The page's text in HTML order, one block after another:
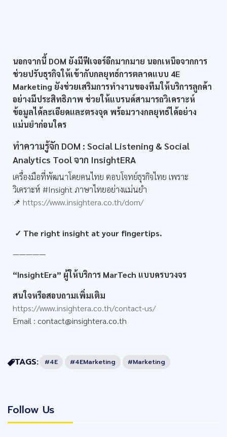
นอกจากนี้ DOM ยังมีฟีเจอร์อีกมากมาย นอกเหนือจากการ
ช่วยปรับธุรกิจให้เข้ากับกลยุทธ์การตลาดแบบ 4E
Marketing ยังช่วยเสริมการทำงานของทีมให้บริการลูกค้า
อย่างมีประสิทธิภาพ ช่วยให้แบรนด์สามารถวิเคราะห์
ข้อมูลได้ละเอียดและตรงจุด พร้อมวางกลยุทธ์ได้อย่าง
แม่นยำก่อนใคร
ทำความรู้จัก DOM : Social Listening & Social
Analytics Tool จาก InsightERA
เครื่องมือที่พัฒนาโดยคนไทย ตอบโจทย์ธุรกิจไทย เพราะ
วิเคราะห์ #Insight ภาษาไทยอย่างแม่นยำ
📌 https://www.insightera.co.th/dom/
✓ The right insight at your fingertips.
—————
“InsightEra” ผู้ให้บริการ MarTech แบบครบวงจร
สนใจหรือสอบถามเพิ่มเติม
https://www.insightera.co.th/contact-us/
Email : contact@insightera.co.th
TAGS: #4E #4EMarketing #Marketing
Follow Us